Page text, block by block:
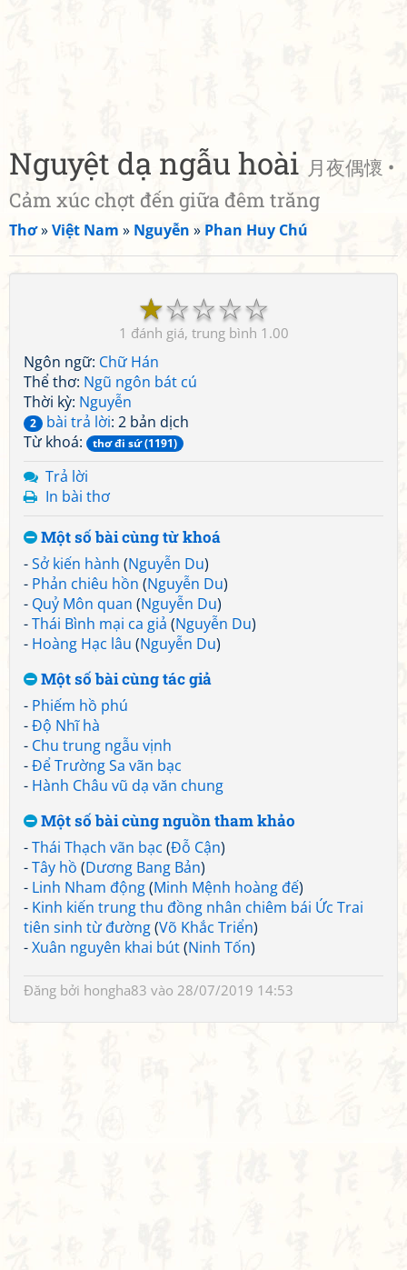
Nguyệt dạ ngẫu hoài 月夜偶懷 •
Cảm xúc chợt đến giữa đêm trăng
Thơ»Việt Nam » Nguyễn » Phan Huy Chú
☆
☆
☆
☆
☆
1 1.00
Ngôn ngữ: Chữ Hán
Thể thơ: Ngũ ngôn bát cú
Thời kỳ: Nguyễn
2 bài trả lời: 2 bản dịch
Từ khoá:
thơ đi sứ (1191)
Trả lời
In bài thơ
Một số bài cùng từ khoá
-Sở kiến hành (Nguyễn Du)
- Phản chiêu hồn (Nguyễn Du)
- Quỷ Môn quan (Nguyễn Du)
-Thái Bình mại ca giả (Nguyễn Du)
- Hoàng Hạc lâu (Nguyễn Du)
Một số bài cùng tác giả
- Phiếm hồ phú
-Độ Nhĩ hà
- Chu trung ngẫu vịnh
-Để Trường Sa vãn bạc
- Hành Châu vũ dạ văn chung
Một số bài cùng nguồn tham khảo
-Thái Thạch vãn bạc (Đỗ Cận)
-Tây hồ (Dương Bang Bản)
- Linh Nham động(Minh Mệnh hoàng đế)
- Kinh kiến trung thu đồng nhân chiêm bái Ức Trai
tiên sinh từ đường(Võ Khắc Triển)
-Xuân nguyên khai bút(Ninh Tốn)
Đăng bởi hongha83 vào 28/07/2019 14:53